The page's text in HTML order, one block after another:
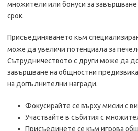
множители или бонуси за
срок.
Присъединяването към
може да увеличи потенциала за
Сътрудничеството с други може да
завършване на общностни
на допълнителни награди.
Фокусирайте се върху мисии с
Участвайте в събития с
Присъединете се към игрова